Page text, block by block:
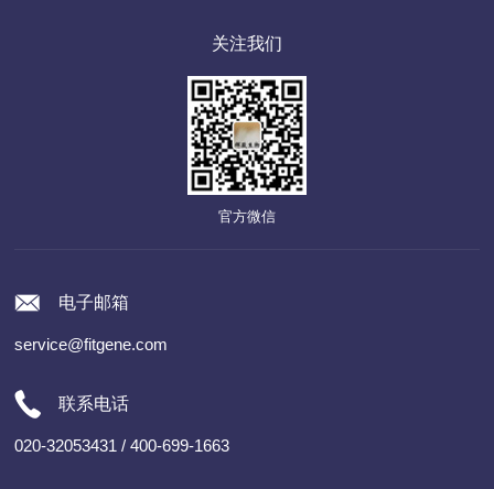
关注我们
官方微信
电子邮箱
service@fitgene.com
联系电话
020-32053431 / 400-699-1663